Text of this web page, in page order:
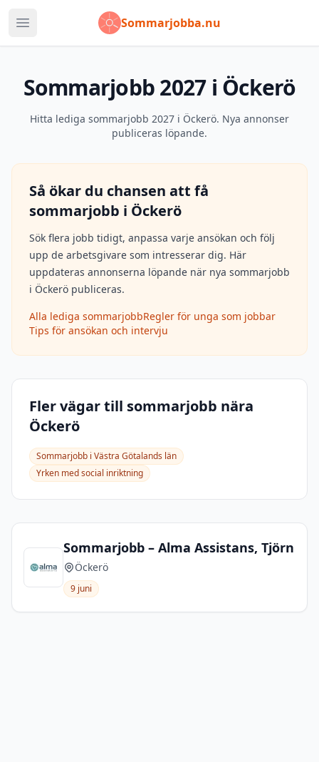
Öppna huvudmenySommarjobba.nu
Sommarjobb 2027 i Öckerö
Hitta lediga sommarjobb 2027 i Öckerö. Nya annonser
publiceras löpande.
Så ökar du chansen att få
sommarjobb i Öckerö
Sök flera jobb tidigt, anpassa varje ansökan och följ
upp de arbetsgivare som intresserar dig. Här
uppdateras annonserna löpande när nya sommarjobb
i Öckerö publiceras.
Alla lediga sommarjobbRegler för unga som jobbar
Tips för ansökan och intervju
Fler vägar till sommarjobb nära
Öckerö
Sommarjobb i Västra Götalands län
Yrken med social inriktning
Sommarjobb – Alma Assistans, Tjörn
Öckerö
9 juni